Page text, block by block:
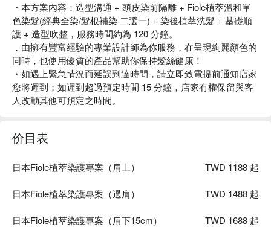
・本方案內容：造型溝通 + 頭皮染前隔離 + Fiole植萃溫和單
色染髮(經典全染/髮根補染 二選一) + 染後植萃洗髮 + 基礎順
護 + 造型吹整，服務時間約為 120 分鐘。
．由擁有豐富經驗的專業設計師為你服務，在呈現絢麗顏色的
同時，也使用優質的產品幫助你保持髮絲健康！
・如遇上緊急情況而延誤到達時間，請立即致電提前通知店家
您將遲到；如遲到超過預定時間 15 分鐘，店家有權保留與客
人改動其他可預定之時間。
价目表
日本Fiole植萃染護專案（肩上） TWD 1188 起
日本Fiole植萃染護專案（過肩） TWD 1488 起
日本Fiole植萃染護專案（肩下15cm） TWD 1688 起